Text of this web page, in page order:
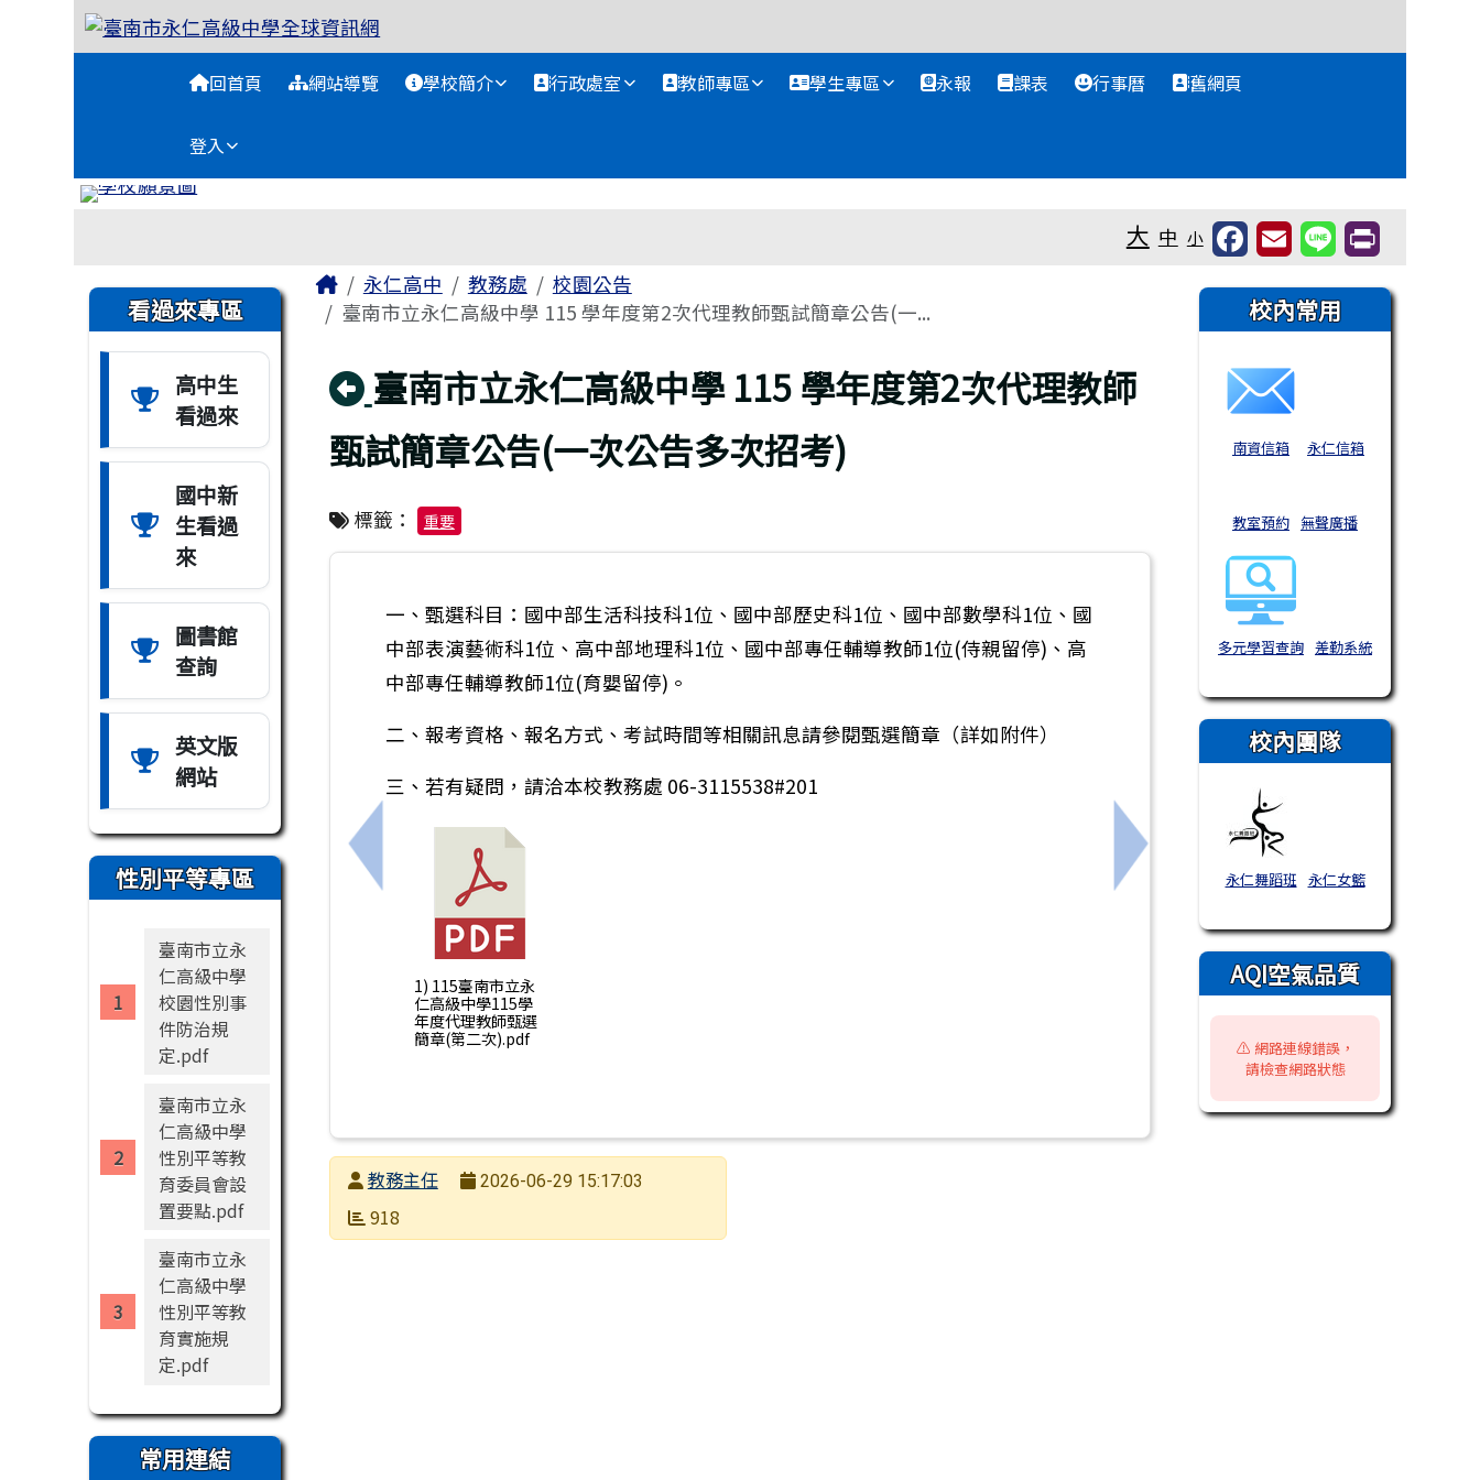
跳至主內容區
臺南市永仁高級中學全球資訊網
回首頁 網站導覽 學校簡介 行政處室 教師專區 學生專區 永報 課表 行事曆 舊網頁
登入
大 中 小
左邊區域內容
看過來專區
高中生
看過來
國中新
生看過
來
圖書館
查詢
英文版
網站
性別平等專區
臺南市立永
仁高級中學
校園性別事
件防治規
定.pdf
臺南市立永
仁高級中學
性別平等教
育委員會設
置要點.pdf
臺南市立永
仁高級中學
性別平等教
育實施規
定.pdf
常用連結
主內容區域
Home永仁高中 教務處
校園公告
臺南市立永仁高級中學 115 學年度第2次代理教師甄試簡章公告(一...
回上頁
臺南市立永仁高級中學 115 學年度第2次代理教師
甄試簡章公告(一次公告多次招考)
標籤： 重要
上一筆：(轉學考)高雄市私立中華高級藝術職業學校
一、甄選科目：國中部生活科技科1位、國中部歷史科1位、國中部數學科1位、國
中部表演藝術科1位、高中部地理科1位、國中部專任輔導教師1位(侍親留停)、高
中部專任輔導教師1位(育嬰留停)。
二、報考資格、報名方式、考試時間等相關訊息請參閱甄選簡章（詳如附件）
三、若有疑問，請洽本校教務處 06-3115538#201
1) 115臺南市立永
仁高級中學115學
年度代理教師甄選
簡章(第二次).pdf
下一筆：財團法人中華民國心臟兒童基
發布者教務主任
發布日期
2026-06-29 15:17:03
瀏覽次數
918
右邊區域內容
校內常用
南資信箱 永仁信箱
教室預約 無聲廣播
多元學習查詢 差勤系統
校內團隊
永仁舞蹈班 永仁女籃
AQI空氣品質
⚠️ 網路連線錯誤，
請檢查網路狀態
頁尾區域